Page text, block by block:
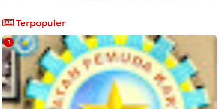
Terpopuler